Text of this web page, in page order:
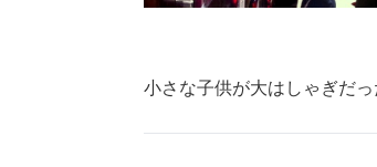
小さな子供が大はしゃぎだ